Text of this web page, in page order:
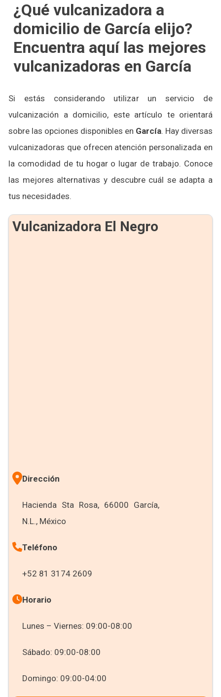
¿Qué vulcanizadora a
domicilio de García elijo?
Encuentra aquí las mejores
vulcanizadoras en García
Si estás considerando utilizar un servicio de
vulcanización a domicilio, este artículo te orientará
sobre las opciones disponibles en García. Hay diversas
vulcanizadoras que ofrecen atención personalizada en
la comodidad de tu hogar o lugar de trabajo. Conoce
las mejores alternativas y descubre cuál se adapta a
tus necesidades.
Vulcanizadora El Negro
Dirección
Hacienda Sta Rosa, 66000 García,
N.L., México
Teléfono
+52 81 3174 2609
Horario
Lunes – Viernes: 09:00-08:00
Sábado: 09:00-08:00
Domingo: 09:00-04:00